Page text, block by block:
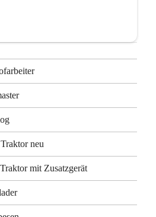
neu
mit Zusatzgerät